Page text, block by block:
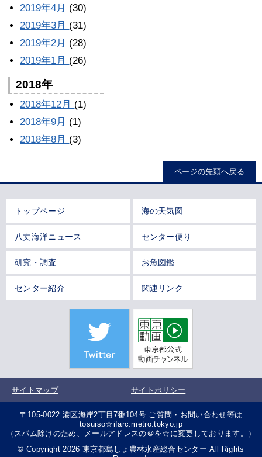
2019年4月 (30)
2019年3月 (31)
2019年2月 (28)
2019年1月 (26)
2018年
2018年12月 (1)
2018年9月 (1)
2018年8月 (3)
ページの先頭へ戻る
トップページ 海の天気図
八丈海洋ニュース センター便り
研究・調査 お魚図鑑
センター紹介 関連リンク
サイトマップ サイトポリシー
〒105-0022 港区海岸2丁目7番104号 ご質問・お問い合わせ等は
tosuiso☆ifarc.metro.tokyo.jp
（スパム除けのため、メールアドレスの＠を☆に変更しております。）
© Copyright 2026 東京都島しょ農林水産総合センター All Rights